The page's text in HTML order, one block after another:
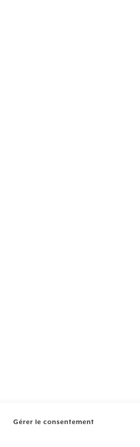
Gérer le consentement